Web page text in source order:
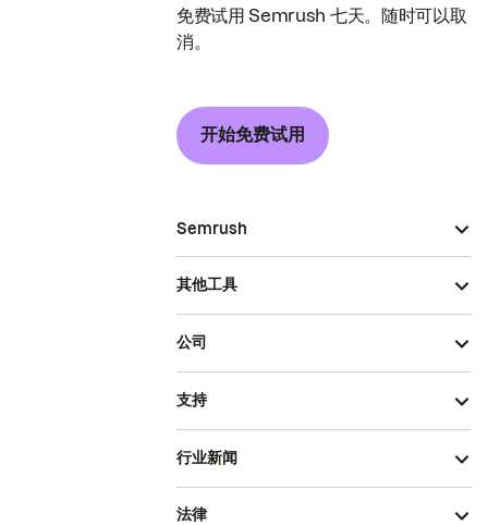
免费试用 Semrush 七天。随时可以取
消。
开始免费试用
Semrush
其他工具
公司
支持
行业新闻
法律